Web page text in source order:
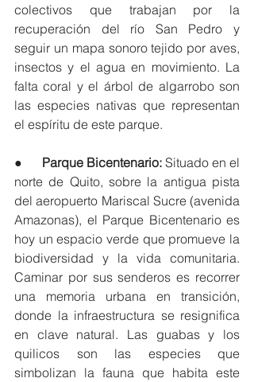
colectivos que trabajan por la
recuperación del río San Pedro y
seguir un mapa sonoro tejido por aves,
insectos y el agua en movimiento. La
falta coral y el árbol de algarrobo son
las especies nativas que representan
el espíritu de este parque.
● Parque Bicentenario: Situado en el
norte de Quito, sobre la antigua pista
del aeropuerto Mariscal Sucre (avenida
Amazonas), el Parque Bicentenario es
hoy un espacio verde que promueve la
biodiversidad y la vida comunitaria.
Caminar por sus senderos es recorrer
una memoria urbana en transición,
donde la infraestructura se resignifica
en clave natural. Las guabas y los
quilicos son las especies que
simbolizan la fauna que habita este